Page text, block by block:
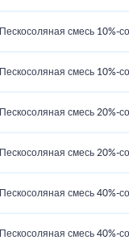
Пескосоляная смесь 10%-
Пескосоляная смесь 10%-
Пескосоляная смесь 20%-
Пескосоляная смесь 20%-
Пескосоляная смесь 40%-
Пескосоляная смесь 40%-